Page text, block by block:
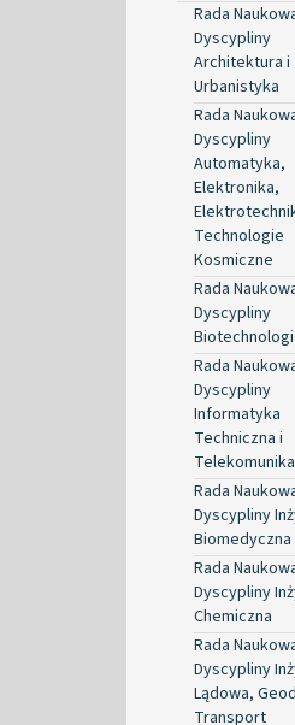
Rada
Dyscypliny
Architektura i
Urbanistyka
Rada
Dyscypliny
Automatyka,
Elektronika,
Technologie
Kosmiczne
Rada
Dyscypliny
Rada
Dyscypliny
Informatyka
Techniczna i
Rada
Dyscypliny
Biomedyczna
Rada
Dyscypliny
Chemiczna
Rada
Dyscypliny
Lądowa,
Transport